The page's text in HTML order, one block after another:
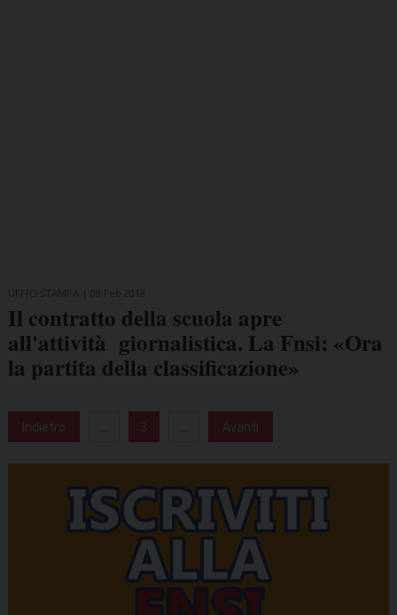
UFFICI STAMPA
Il contratto della scuola apre
all'attività giornalistica. La Fnsi: «Ora
la partita della classificazione»
Indietro 3 Avanti